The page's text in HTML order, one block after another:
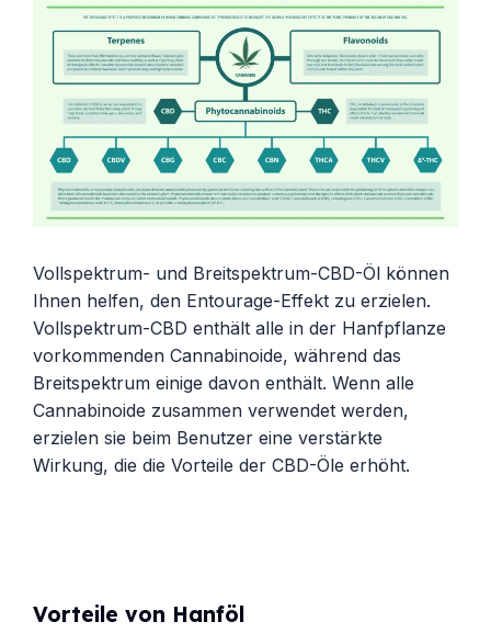
Vollspektrum- und Breitspektrum-CBD-Öl können
Ihnen helfen, den Entourage-Effekt zu erzielen.
Vollspektrum-CBD enthält alle in der Hanfpflanze
vorkommenden Cannabinoide, während das
Breitspektrum einige davon enthält. Wenn alle
Cannabinoide zusammen verwendet werden,
erzielen sie beim Benutzer eine verstärkte
Wirkung, die die Vorteile der CBD-Öle erhöht.
Vorteile von Hanföl